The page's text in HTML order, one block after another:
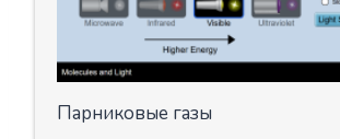
Парниковые газы